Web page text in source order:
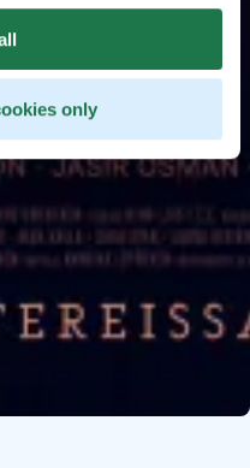
only